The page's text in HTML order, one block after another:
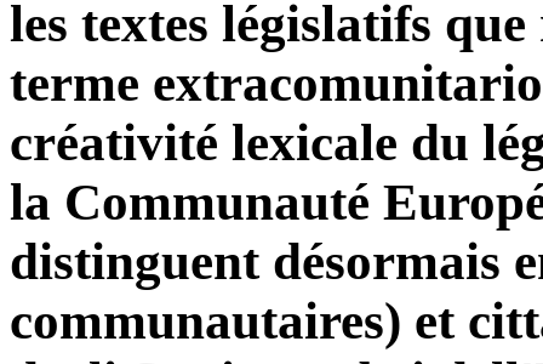
les textes législatifs
terme
créativité lexicale du
la Communauté
distinguent désormais
communautaires) et